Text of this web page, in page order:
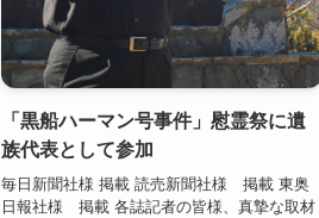
「黒船ハーマン号事件」慰霊祭に遺
族代表として参加
毎日新聞社様 掲載 読売新聞社様 掲載 東奥
日報社様 掲載 各誌記者の皆様、真摯な取材